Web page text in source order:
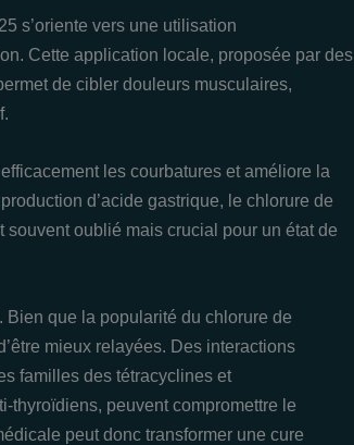
s’oriente vers une utilisation
Cette application locale, proposée par des
de cibler douleurs musculaires,
les courbatures et améliore la
d’acide gastrique, le chlorure de
oublié mais crucial pour un état de
Bien que la popularité du chlorure de
mieux relayées. Des interactions
familles des tétracyclines et
thyroïdiens, peuvent compromettre le
peut donc transformer une cure